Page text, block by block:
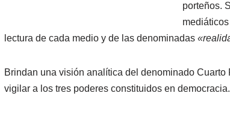
porteños.
lectura de cada medio y de las denominadas
Brindan una visión analítica del denominado
vigilar a los tres poderes constituidos en